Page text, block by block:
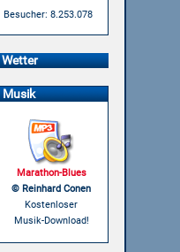
Besucher: 8.253.078
Wetter
Musik
Marathon-Blues
© Reinhard Conen
Kostenloser
Musik-Download!